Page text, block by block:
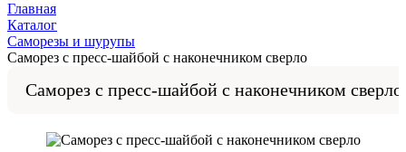
Главная
Каталог
Саморезы и шурупы
Саморез с пресс‑шайбой с наконечником сверло
Саморез с пресс‑шайбой с наконечником сверло